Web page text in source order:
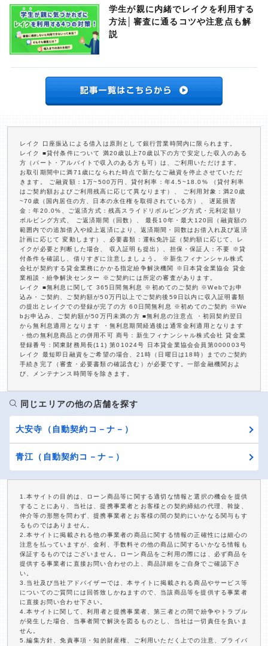
学生が親に内緒でレイクを利用する
方法│審査に通るコツや注意点も解
説
レイク 口座振込による借入は原則として銀行営業時間内に限られます。
レイク ■貸付条件について 満20歳以上70歳以下の方で安定した収入のある
方（パート・アルバイトで収入のある方も可）は、ご利用いただけます。
お取引期間中に満71歳になられた時点で新たなご融資を停止させていただ
きます。 ご融資額：1万~500万円、貸付利率：年4.5~18.0% （貸付利率
はご契約額およびご利用残高に応じて異なります）、 ご利用対象：満20歳
~70歳（国内居住の方、日本の永住権を取得されている方）、 遅延損害
金：年20.0%、ご返済方式：残高スライドリボルビング方式・元利定額リ
ボルビング方式、 ご返済期間（回数）、 最長10年・最大120回（融資額の
範囲内での追加借入や繰上返済により、返済期間・回数はお借入れ及び返済
計画に応じて 変動します）、必要書類：運転免許証（契約額に応じて、レ
イクが必要と判断した場合、 収入証明も提出）、担保・保証人：不要 ※貸
付条件を確認し、借りすぎに注意しましょう。 ※新生フィナンシャル株式
会社が契約する貸金業務にかかる指定紛争解決機関 ※日本貸金業協会 貸金
業相談・紛争解決センター ※ご契約には所定の審査があります。
レイク ■無利息に関して 365日間無利息 ※初めてのご契約 ※Webでお申
込み・ご契約、ご契約額が50万円以上でご契約後59日以内に収入証明書類
の提出とレイクでの登録が完了の方 60日間無利息 ※初めてのご契約 ※We
bお申込み、ご契約額が50万円未満の方 ■無利息の注意点 ・初回契約翌日
から無利息適用となります ・無利息期間経過後は通常金利適用となります
・他の無利息商品との併用不可 商号：新生フィナンシャル株式会社 貸金業
登録番号：関東財務局長(11) 第01024号 日本貸金業協会会員第000003号
レイク 最短即日融資をご希望の場合、21時（日曜日は18時）までのご契約
手続き完了（審査・必要書類の確認含む）が必要です。一部金融機関およ
び、メンテナンス時間等を除きます。
同じエリアの他の店舗を探す
大安寺（自動契約コ－ナ－）
青江（自動契約コ－ナ－）
1.本サイトの目的は、ローン商品等に関する適切な情報と選択の機会を提供
することにあり、当社は、提携事業者とお客様との契約締結の代理、斡旋、
仲介等の形態を問わず、提携事業者とお客様の間の契約にいかなる関与もす
るものではありません。
2.本サイトに掲載される他の事業者の商品に関する情報の正確性には細心の
注意を払っていますが、金利、手数料その他の商品に関するいかなる情報も
保証するものではございません。ローン商品をご利用の際には、必ず商品を
提供する事業者に直接お問い合わせの上、商品詳細をご自身でご確認下さ
い。
3.当社及び当社アドバイザーでは、本サイトに掲載される商品やサービス等
についてのご質問には回答致しかねますので、当該商品等を提供する事業者
に直接お問い合わせ下さい。
4.本サイトに関して、利用者と提携事業者、第三者との間で紛争やトラブル
が発生した場合、当事者間で解決を図るものとし、当社は一切責任を負いま
せん。
5.編集方針、免責事項・知的財産権、ご利用いただく上での注意、プライバ